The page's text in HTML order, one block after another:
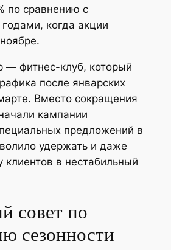
по сравнению с
когда акции
— фитнес-клуб, который
после январских
Вместо сокращения
кампании
предложений в
удержать и даже
клиентов в нестабильный
совет по
сезонности